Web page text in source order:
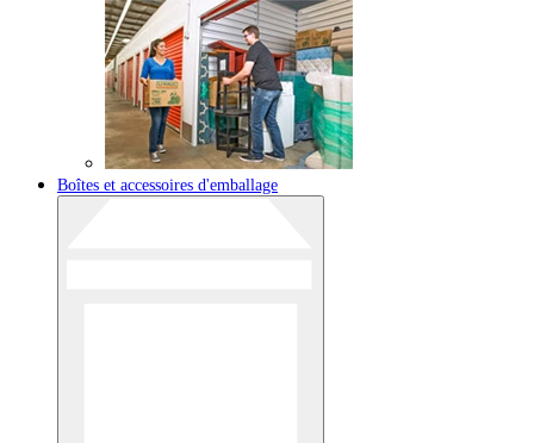
Boîtes et accessoires d'emballage